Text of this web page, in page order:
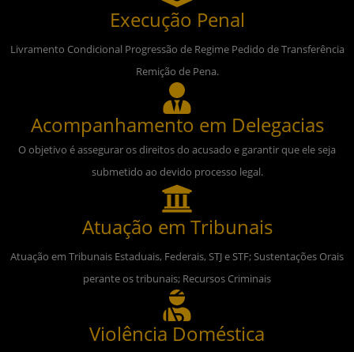
Execução Penal
Livramento Condicional Progressão de Regime Pedido de Transferência
Remição de Pena.
Acompanhamento em Delegacias
O objetivo é assegurar os direitos do acusado e garantir que ele seja
submetido ao devido processo legal.
Atuação em Tribunais
Atuação em Tribunais Estaduais, Federais, STJ e STF; Sustentações Orais
perante os tribunais; Recursos Criminais
Violência Doméstica